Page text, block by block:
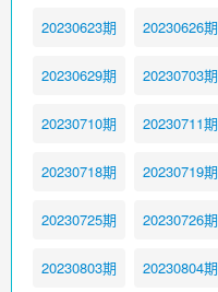
20230623期 20230626期
20230629期 20230703期
20230710期 20230711期
20230718期 20230719期
20230725期 20230726期
20230803期 20230804期